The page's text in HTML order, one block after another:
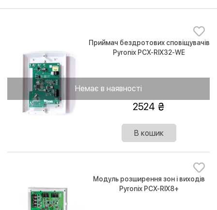
Немає в наявності
Приймач бездротових сповіщувачів
Pyronix PCX-RIX32-WE
2524
В кошик
Модуль розширення зон і виходів
Pyronix PCX-RIX8+